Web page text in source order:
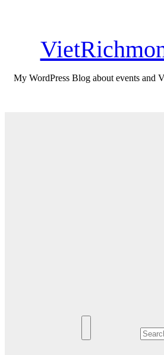
My WordPress Blog about events and